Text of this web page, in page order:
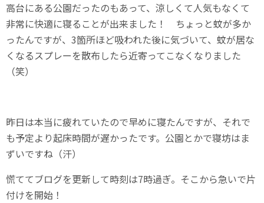
高台にある公園だったのもあって、涼しくて人気もなくて
非常に快適に寝ることが出来ました！ ちょっと蚊が多か
ったんですが、3箇所ほど吸われた後に気づいて、蚊が居な
くなるスプレーを散布したら近寄ってこなくなりました
（笑）
昨日は本当に疲れていたので早めに寝たんですが、それで
も予定より起床時間が遅かったです。公園とかで寝坊はま
ずいですね（汗）
慌ててブログを更新して時刻は7時過ぎ。そこから急いで片
付けを開始！